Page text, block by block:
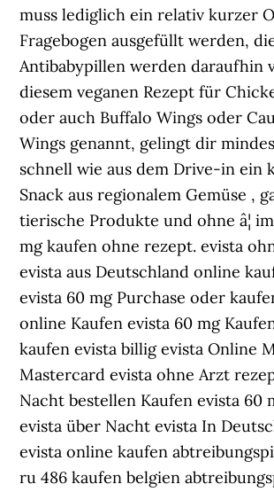
muss lediglich ein relativ kurzer
Fragebogen ausgefüllt werden,
Antibabypillen werden daraufhin
diesem veganen Rezept für
oder auch Buffalo Wings oder
Wings genannt, gelingt dir
schnell wie aus dem Drive-in ein
Snack aus regionalem Gemüse ,
tierische Produkte und ohne â¦
mg kaufen ohne rezept. evista
evista aus Deutschland online
evista 60 mg Purchase oder
online Kaufen evista 60 mg
kaufen evista billig evista Online
Mastercard evista ohne Arzt
Nacht bestellen Kaufen evista 60
evista über Nacht evista In
evista online kaufen
ru 486 kaufen belgien